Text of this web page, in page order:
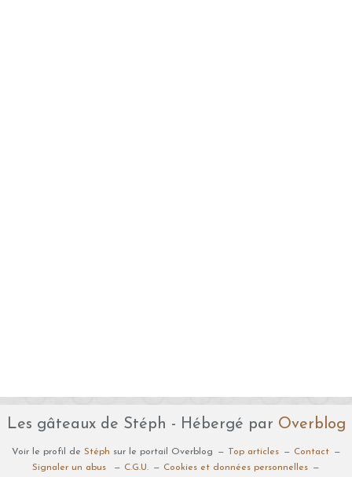
Les gâteaux de Stéph - Hébergé par Overblog
Voir le profil de Stéph sur le portail Overblog Top articles
Contact
Signaler un abus
C.G.U. Cookies et données personnelles